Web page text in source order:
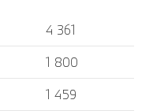
4 361
1 800
1 459